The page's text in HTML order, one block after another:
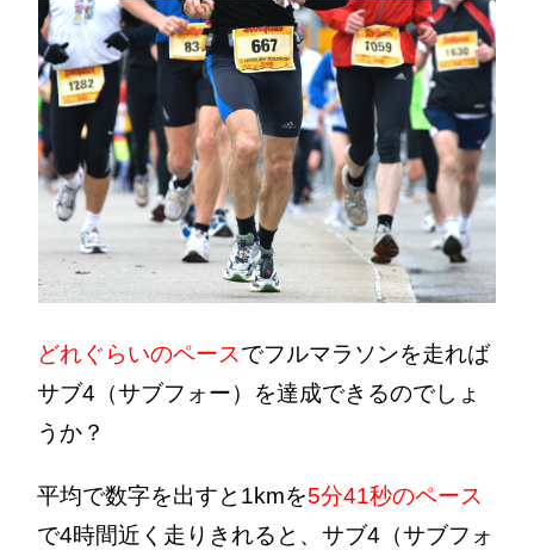
どれぐらいのペースでフルマラソンを走れば
サブ4（サブフォー）を達成できるのでしょ
うか？
平均で数字を出すと1kmを5分41秒のペース
で4時間近く走りきれると、サブ4（サブフォ